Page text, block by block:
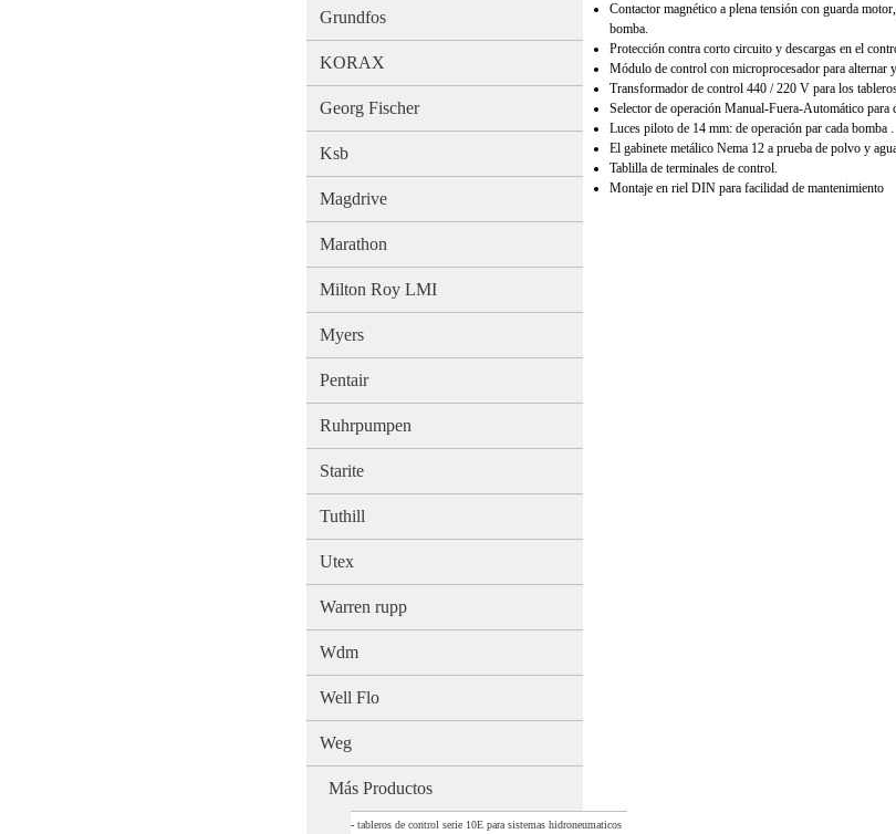
Grundfos
KORAX
Georg Fischer
Ksb
Magdrive
Marathon
Milton Roy LMI
Myers
Pentair
Ruhrpumpen
Starite
Tuthill
Utex
Warren rupp
Wdm
Well Flo
Weg
Más Productos
- tableros de control serie 10E para sistemas hidroneumaticos
Contactor magnético a plena tensión con guarda
bomba.
Protección contra corto circuito y descargas en el
Módulo de control con microprocesador para alternar
Transformador de control 440 / 220 V para los
Selector de operación Manual-Fuera-Automático para
Luces piloto de 14 mm: de operación par cada bomba .
El gabinete metálico Nema 12 a prueba de polvo y
Tablilla de terminales de control.
Montaje en riel DIN para facilidad de mantenimiento